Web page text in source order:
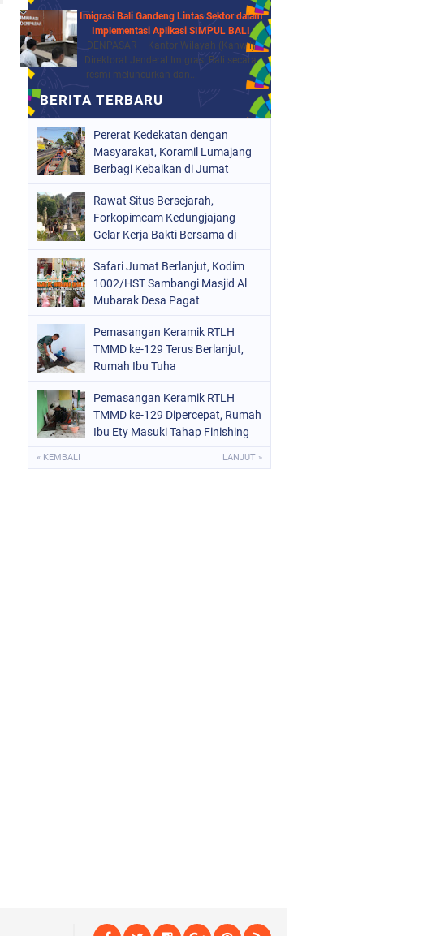
Imigrasi Bali Gandeng Lintas Sektor dalam
Implementasi Aplikasi SIMPUL BALI
DENPASAR – Kantor Wilayah (Kanwil)
Direktorat Jenderal Imigrasi Bali secara
resmi meluncurkan dan...
Pererat Kedekatan dengan
Masyarakat, Koramil Lumajang
Berbagi Kebaikan di Jumat
Rawat Situs Bersejarah,
Forkopimcam Kedungjajang
Gelar Kerja Bakti Bersama di
Safari Jumat Berlanjut, Kodim
1002/HST Sambangi Masjid Al
Mubarak Desa Pagat
Pemasangan Keramik RTLH
TMMD ke-129 Terus Berlanjut,
Rumah Ibu Tuha
Pemasangan Keramik RTLH
TMMD ke-129 Dipercepat, Rumah
Ibu Ety Masuki Tahap Finishing
« KEMBALI LANJUT »